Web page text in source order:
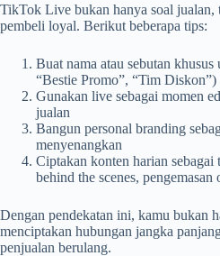
TikTok Live bukan hanya soal jualan,
pembeli loyal. Berikut beberapa tips:
Buat nama atau sebutan
“Bestie Promo”, “Tim Diskon”)
Gunakan live sebagai momen
jualan
Bangun personal branding
menyenangkan
Ciptakan konten harian sebagai
behind the scenes,
Dengan pendekatan ini, kamu bukan
menciptakan hubungan jangka
penjualan berulang.